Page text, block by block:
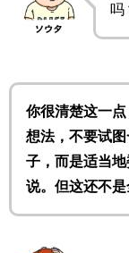
吗
你很清楚这一
想法，不要试
子，而是适当
说。但这还不是